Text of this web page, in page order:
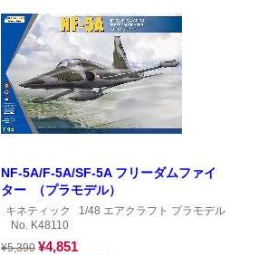
NF-5A/F-5A/SF-5A フリーダムファイ
ター （プラモデル）
キネティック
1/48 エアクラフト プラモデル
No. K48110
¥5,390 ¥4,851